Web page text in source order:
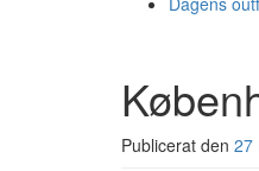
Publicerat den 27